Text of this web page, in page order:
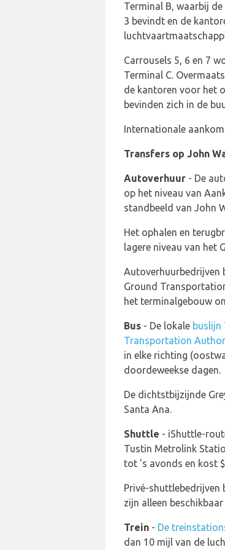
Terminal B, waarbij
3 bevindt en de
Carrousels 5, 6 en 7
Terminal C.
de kantoren voor het
bevinden zich in de
Internationale
Transfers op John
Autoverhuur - De
op het niveau van
standbeeld van John
Het ophalen en
lagere niveau van het
Autoverhuurbedrijven
Ground
het terminalgebouw
Bus - De lokale buslijn
Transportation
in elke richting
doordeweekse dagen.
De dichtstbijzijnde
Santa Ana.
Shuttle - iShuttle-
Tustin Metrolink
tot 's avonds en kost
Privé-shuttlebedrijven
zijn alleen
Trein - De
dan 10 mijl van de